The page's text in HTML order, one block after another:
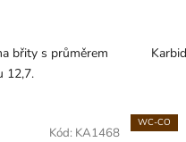
břity s průměrem
12,7.
Kód: KA1468
WC-CO